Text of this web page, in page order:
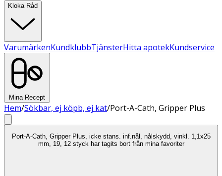
Kloka Råd
VarumärkenKundklubbTjänsterHitta apotekKundservice
Mina Recept
Hem/Sökbar, ej köpb, ej kat/Port-A-Cath, Gripper Plus
Port-A-Cath, Gripper Plus, icke stans. inf.nål, nålskydd, vinkl. 1,1x25
mm, 19, 12 styck har tagits bort från mina favoriter